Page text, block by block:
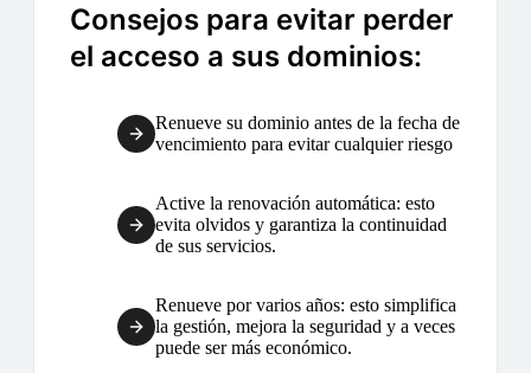
Consejos para evitar perder
el acceso a sus dominios:
Renueve su dominio antes de la fecha de
vencimiento para evitar cualquier riesgo
Active la renovación automática: esto
evita olvidos y garantiza la continuidad
de sus servicios.
Renueve por varios años: esto simplifica
la gestión, mejora la seguridad y a veces
puede ser más económico.